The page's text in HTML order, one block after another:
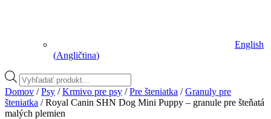
English
(Angličtina)
Vyhľadávanie
produktov
Domov /Psy /Krmivo pre psy /Pre šteniatka /Granuly pre
šteniatka / Royal Canin SHN Dog Mini Puppy – granule pre šteňatá
malých plemien